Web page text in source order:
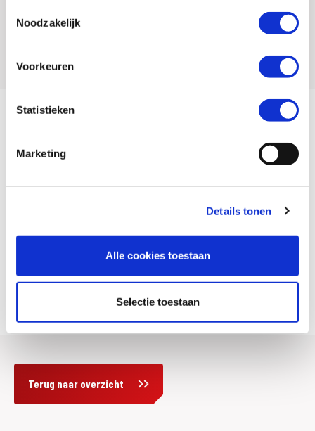
Noodzakelijk
Voorkeuren
Statistieken
Marketing
Details tonen
Alle cookies toestaan
Selectie toestaan
Bekijk ons actuele
Ruim aanbod Occasions
Motoport Rockanje
Terug naar overzicht